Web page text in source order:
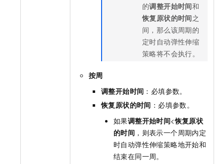
的调整开始时间和
恢复原状的时间之
间，那么该周期的
定时自动弹性伸缩
策略将不会执行。
按周
调整开始时间 ：必填参数。
恢复原状的时间 ：必填参数。
如果调整开始时间<恢复原状
的时间 ，则表示一个周期内定
时自动弹性伸缩策略地开始和
结束在同一周。